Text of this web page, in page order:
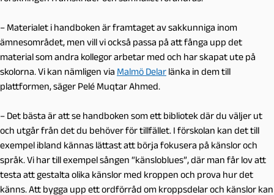
– Materialet i handboken är framtaget av sakkunniga inom
ämnesområdet, men vill vi också passa på att fånga upp det
material som andra kollegor arbetar med och har skapat ute på
skolorna. Vi kan nämligen via Malmö Delar länka in dem till
plattformen, säger Pelé Muqtar Ahmed.
– Det bästa är att se handboken som ett bibliotek där du väljer ut
och utgår från det du behöver för tillfället. I förskolan kan det till
exempel ibland kännas lättast att börja fokusera på känslor och
språk. Vi har till exempel sången “känsloblues”, där man får lov att
testa att gestalta olika känslor med kroppen och prova hur det
känns. Att bygga upp ett ordförråd om kroppsdelar och känslor kan